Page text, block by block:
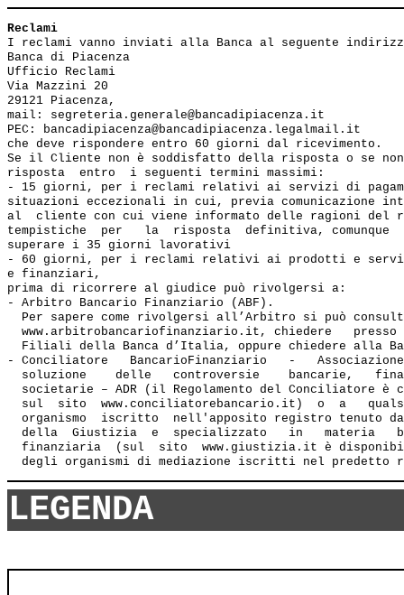
Reclami
I reclami vanno inviati alla Banca al seguente
Banca di Piacenza
Ufficio Reclami
Via Mazzini 20
29121 Piacenza,
mail: segreteria.generale@bancadipiacenza.it
PEC: bancadipiacenza@bancadipiacenza.legalmail.it
che deve rispondere entro 60 giorni dal ricevimento.
Se il Cliente non è soddisfatto della risposta o se
risposta  entro  i seguenti termini massimi:
- 15 giorni, per i reclami relativi ai servizi di
situazioni eccezionali in cui, previa comunicazione
al  cliente con cui viene informato delle ragioni del
tempistiche  per   la  risposta  definitiva, comunque
superare i 35 giorni lavorativi
- 60 giorni, per i reclami relativi ai prodotti e
e finanziari,
prima di ricorrere al giudice può rivolgersi a:
- Arbitro Bancario Finanziario (ABF).
Per sapere come rivolgersi all’Arbitro si può
www.arbitrobancariofinanziario.it, chiedere   presso
Filiali della Banca d’Italia, oppure chiedere alla
- Conciliatore   BancarioFinanziario   -
soluzione    delle   controversie    bancarie,
societarie – ADR (il Regolamento del Conciliatore è
sul  sito  www.conciliatorebancario.it)  o  a
organismo  iscritto  nell'apposito registro tenuto
della  Giustizia  e  specializzato   in   materia
finanziaria  (sul  sito  www.giustizia.it è
LEGENDA